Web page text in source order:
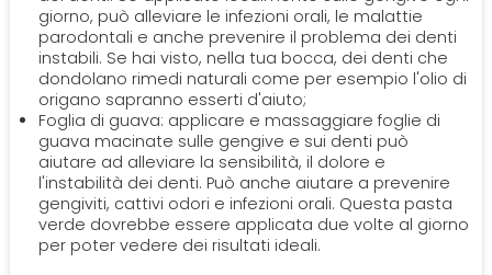
giorno, può alleviare le infezioni orali, le malattie
parodontali e anche prevenire il problema dei denti
instabili. Se hai visto, nella tua bocca, dei denti che
dondolano rimedi naturali come per esempio l'olio di
origano sapranno esserti d'aiuto;
Foglia di guava: applicare e massaggiare foglie di
guava macinate sulle gengive e sui denti può
aiutare ad alleviare la sensibilità, il dolore e
l'instabilità dei denti. Può anche aiutare a prevenire
gengiviti, cattivi odori e infezioni orali. Questa pasta
verde dovrebbe essere applicata due volte al giorno
per poter vedere dei risultati ideali.